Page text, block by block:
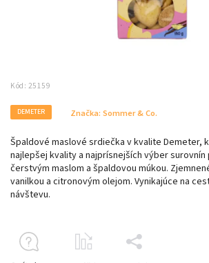
Kód: 25159
DEMETER Značka: Sommer & Co.
Špaldové maslové srdiečka v kvalite Demeter,
najlepšej kvality a najprísnejších výber
čerstvým maslom a špaldovou múkou.
vanilkou a citronovým olejom. Vynikajúce na
návštevu.